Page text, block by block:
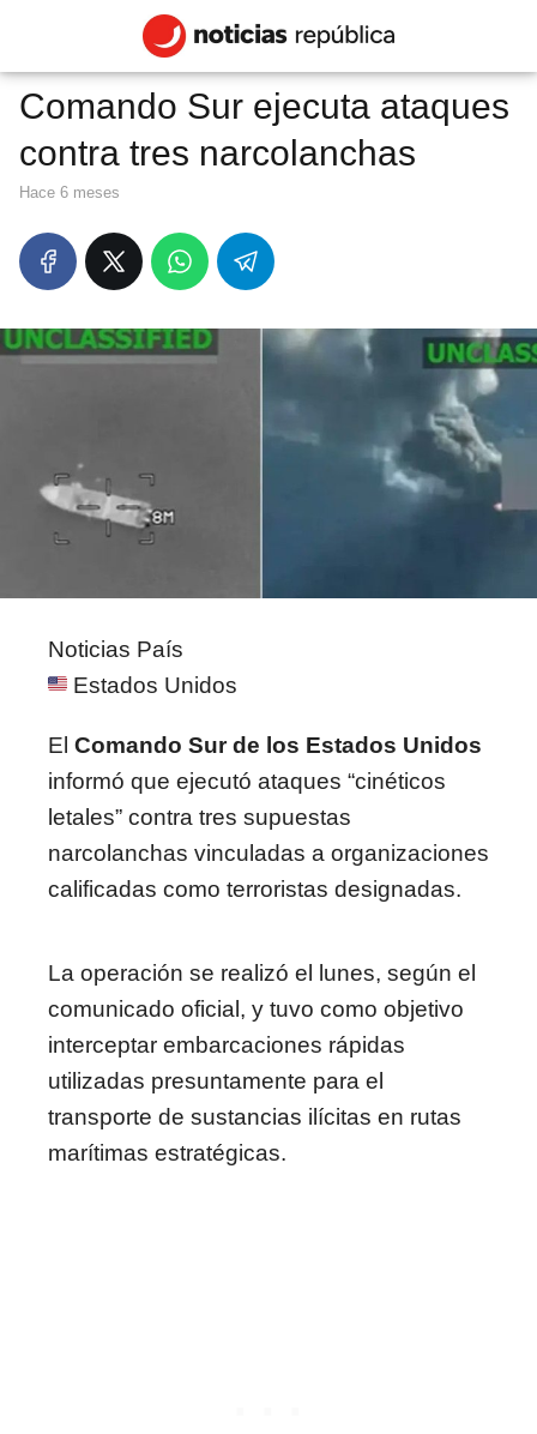
Comando Sur ejecuta ataques
contra tres narcolanchas
hace 6 meses
Noticias País
Estados Unidos
El Comando Sur de los Estados Unidos
informó que ejecutó ataques “cinéticos
letales” contra tres supuestas
narcolanchas vinculadas a organizaciones
calificadas como terroristas designadas.
La operación se realizó el lunes, según el
comunicado oficial, y tuvo como objetivo
interceptar embarcaciones rápidas
utilizadas presuntamente para el
transporte de sustancias ilícitas en rutas
marítimas estratégicas.